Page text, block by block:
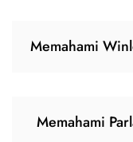
Memahami
Memahami